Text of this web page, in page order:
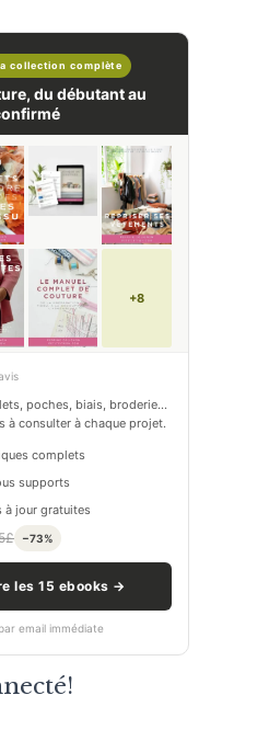
collection complète
du débutant au
+8
poches, biais, broderie…
à consulter à chaque projet.
complets
supports
à jour gratuites
£ −73%
les 15 ebooks →
email immédiate